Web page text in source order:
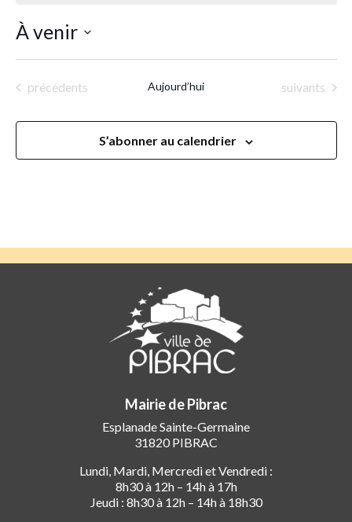
À venir
Sélectionnez
uneÉvènements
précédents Aujourd’hui Évènements
suivants
S’abonner au calendrier
Mairie de Pibrac
Esplanade Sainte-Germaine
31820 PIBRAC
Lundi, Mardi, Mercredi et Vendredi :
8h30 à 12h – 14h à 17h
Jeudi : 8h30 à 12h – 14h à 18h30